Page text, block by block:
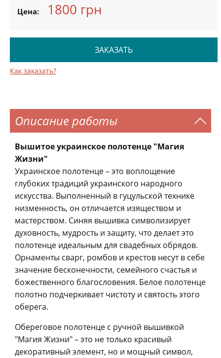
Цена: 1800 грн
ЗАКАЗАТЬ
Как заказать?
Описание работы
Вышитое украинское полотенце "Магия
Жизни"
Украинское полотенце – это воплощение
глубоких традиций украинского народного
искусства. Выполненный в гуцульской технике
низменность, он отличается изяществом и
мастерством. Синяя вышивка символизирует
духовность, мудрость и защиту, что делает это
полотенце идеальным для свадебных обрядов.
Орнаменты сварг, ромбов и крестов несут в себе
значение бесконечности, семейного счастья и
божественного благословения. Белое полотенце
полотно подчеркивает чистоту и святость этого
оберега.
Обереговое полотенце с ручной вышивкой
"Магия Жизни" – это не только красивый
декоративный элемент, но и мощный символ,